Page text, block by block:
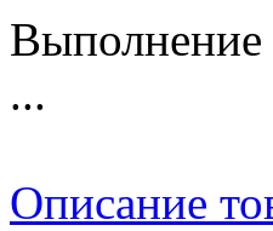
...
Описание